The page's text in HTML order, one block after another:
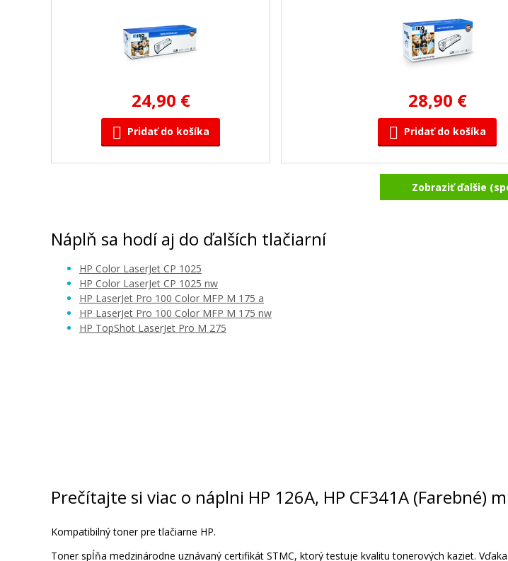
24,90 €
Pridať do košíka
28,90 €
Pridať do košíka
Originálny toner
HP 126a, HP
Zobraziť ďalšie
Náplň sa hodí aj do ďalších tlačiarní
HP Color LaserJet CP 1025
HP Color LaserJet CP 1025 nw
HP LaserJet Pro 100 Color MFP M 175 a
HP LaserJet Pro 100 Color MFP M 175 nw
HP TopShot LaserJet Pro M 275
Prečítajte si viac o náplni HP 126A, HP CF341A (Farebné)
Kompatibilný toner pre tlačiarne HP.
Toner spĺňa medzinárodne uznávaný certifikát STMC, ktorý testuje kvalitu tonerových kaziet.